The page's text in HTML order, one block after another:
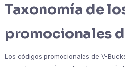
Taxonomía de
promocionales
Los códigos promocionales de V-